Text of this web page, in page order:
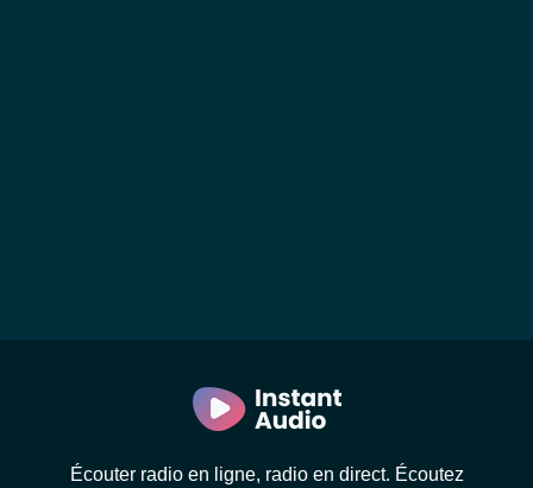
Écouter radio en ligne, radio en direct. Écoutez